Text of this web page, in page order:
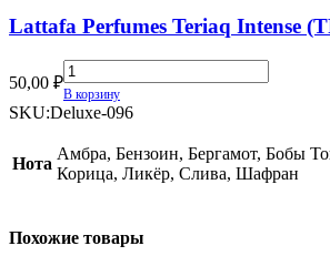
Lattafa Perfumes Teriaq Intense
50,00 ₽
Lattafa
Perfumes
Teriaq
(TR)
quantity
В корзину
SKU:Deluxe-096
Нота
Амбра, Бензоин, Бергамот, Бобы
Корица, Ликёр, Слива, Шафран
Похожие товары